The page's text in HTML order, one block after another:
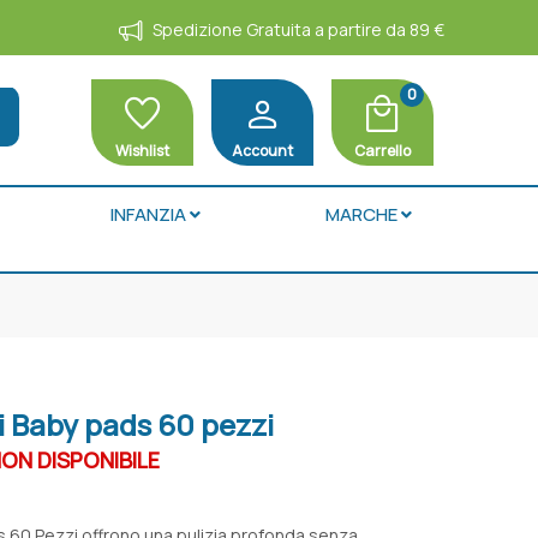
Spedizione Gratuita a partire da 89 €
favorite
Wishlist
person
Account
local_mall0
Carrello
INFANZIA MARCHE
pads 60 pezzi
DISPONIBILE